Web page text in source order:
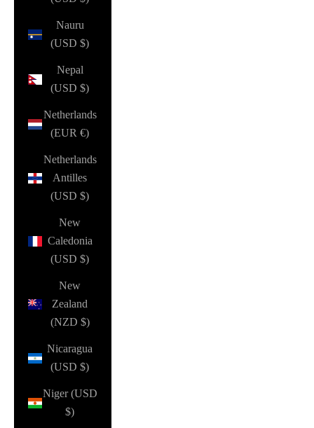
Nauru
(USD $)
Nepal
(USD $)
Netherlands
(EUR €)
Netherlands
Antilles
(USD $)
New
Caledonia
(USD $)
New
Zealand
(NZD $)
Nicaragua
(USD $)
Niger (USD
$)